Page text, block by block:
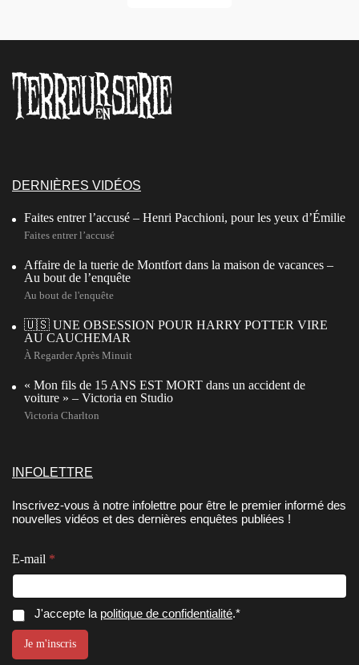
DERNIÈRES VIDÉOS
Faites entrer l’accusé – Henri Pacchioni, pour les yeux d’Émilie
Faites entrer l’accusé
Affaire de la tuerie de Montfort dans la maison de vacances –
Au bout de l’enquête
Au bout de l'enquête
🇺🇸 UNE OBSESSION POUR HARRY POTTER VIRE
AU CAUCHEMAR
À Regarder Après Minuit
« Mon fils de 15 ANS EST MORT dans un accident de
voiture » – Victoria en Studio
Victoria Charlton
INFOLETTRE
Inscrivez-vous à notre infolettre pour être le premier informé des
nouvelles vidéos et des dernières enquêtes publiées !
C
o
s
e
n
t
m
E-mail *
C
o
s
J'accepte la politique de confidentialité.*
Je m'inscris